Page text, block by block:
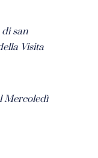
san
Visita
Mercoledì